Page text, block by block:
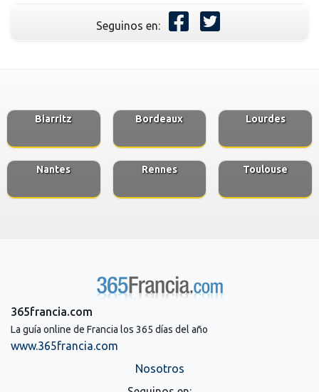
Seguinos en:
Biarritz Bordeaux Lourdes
Nantes Rennes Toulouse
365francia.com
La guía online de Francia los 365 días del año
www.365francia.com
Nosotros